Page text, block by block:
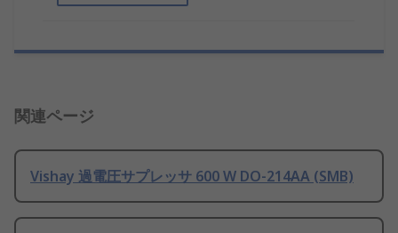
関連ページ
Vishay 過電圧サプレッサ 600 W DO-214AA (SMB)